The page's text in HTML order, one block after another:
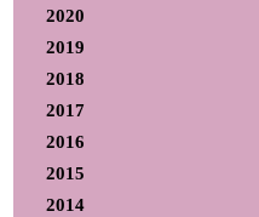
2020
2019
2018
2017
2016
2015
2014